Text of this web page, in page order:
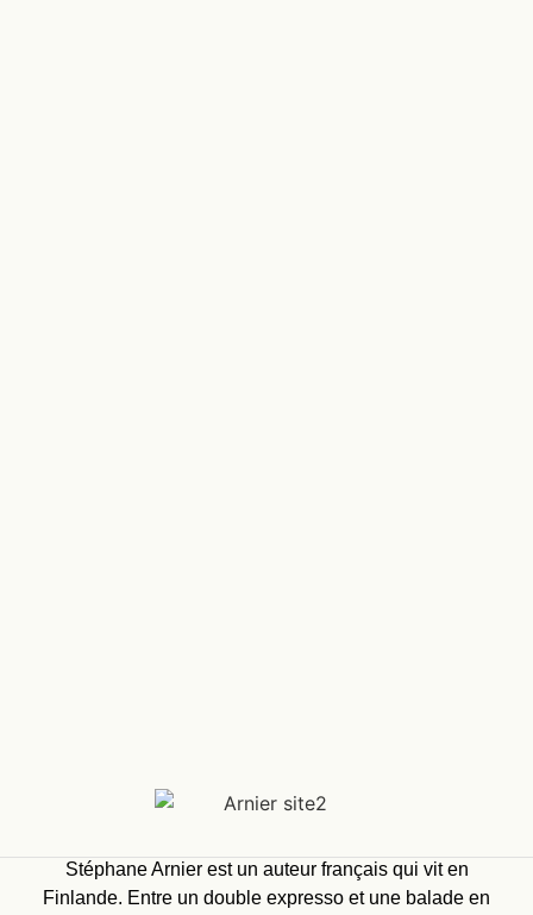
Stéphane Arnier est un auteur français qui vit en
Finlande. Entre un double expresso et une balade en